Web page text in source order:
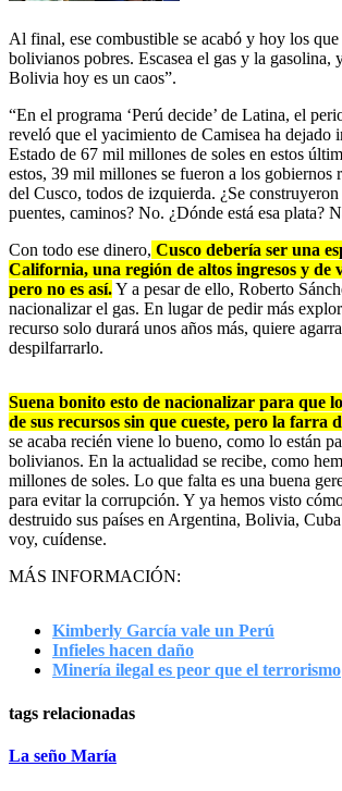
Al final, ese combustible se acabó y hoy los
bolivianos pobres. Escasea el gas y la gasolina,
Bolivia hoy es un caos”.
“En el programa ‘Perú decide’ de Latina, el
reveló que el yacimiento de Camisea ha dejado
Estado de 67 mil millones de soles en estos
estos, 39 mil millones se fueron a los gobiernos
del Cusco, todos de izquierda. ¿Se construyeron
puentes, caminos? No. ¿Dónde está esa plata?
Con todo ese dinero, Cusco debería ser una
California, una región de altos ingresos y de
pero no es así.Y a pesar de ello, Roberto
nacionalizar el gas. En lugar de pedir más
recurso solo durará unos años más, quiere
despilfarrarlo.
Suena bonito esto de nacionalizar para que
de sus recursos sin que cueste, pero la farra
se acaba recién viene lo bueno, como lo están
bolivianos. En la actualidad se recibe, como
millones de soles. Lo que falta es una buena
para evitar la corrupción. Y ya hemos visto
destruido sus países en Argentina, Bolivia,
voy, cuídense.
MÁS INFORMACIÓN:
Kimberly García vale un Perú
Infieles hacen daño
Minería ilegal es peor que el terrorismo
tags relacionadas
La seño María